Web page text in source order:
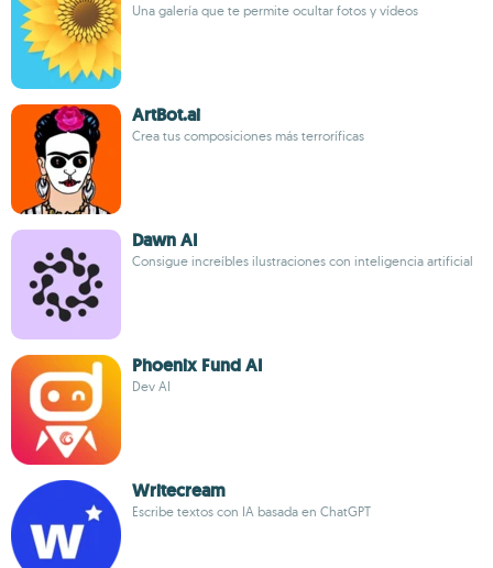
Una galería que te permite ocultar fotos y vídeos
ArtBot.ai
Crea tus composiciones más terroríficas
Dawn AI
Consigue increíbles ilustraciones con inteligencia artificial
Phoenix Fund AI
Dev AI
Writecream
Escribe textos con IA basada en ChatGPT